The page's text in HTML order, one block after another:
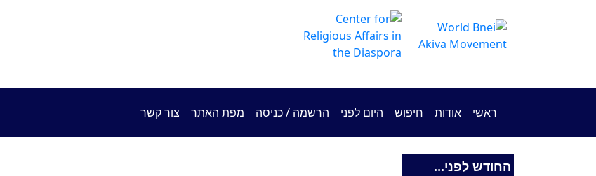
ראשי אודות חיפוש היום לפני הרשמה / כניסה מפת האתר צור קשר
החודש לפני...